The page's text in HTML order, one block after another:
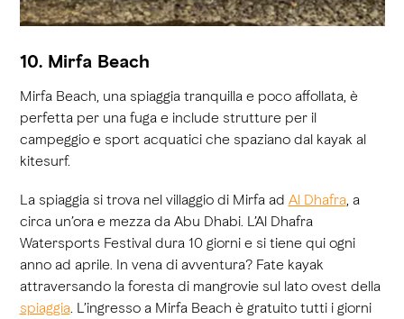
10. Mirfa Beach
Mirfa Beach, una spiaggia tranquilla e poco affollata, è
perfetta per una fuga e include strutture per il
campeggio e sport acquatici che spaziano dal kayak al
kitesurf.
La spiaggia si trova nel villaggio di Mirfa ad Al Dhafra , a
circa un’ora e mezza da Abu Dhabi. L’Al Dhafra
Watersports Festival dura 10 giorni e si tiene qui ogni
anno ad aprile. In vena di avventura? Fate kayak
attraversando la foresta di mangrovie sul lato ovest della
spiaggia . L’ingresso a Mirfa Beach è gratuito tutti i giorni